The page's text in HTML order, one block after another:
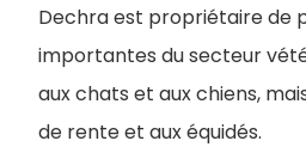
Dechra est propriétaire de
importantes du secteur
aux chats et aux chiens,
de rente et aux équidés.